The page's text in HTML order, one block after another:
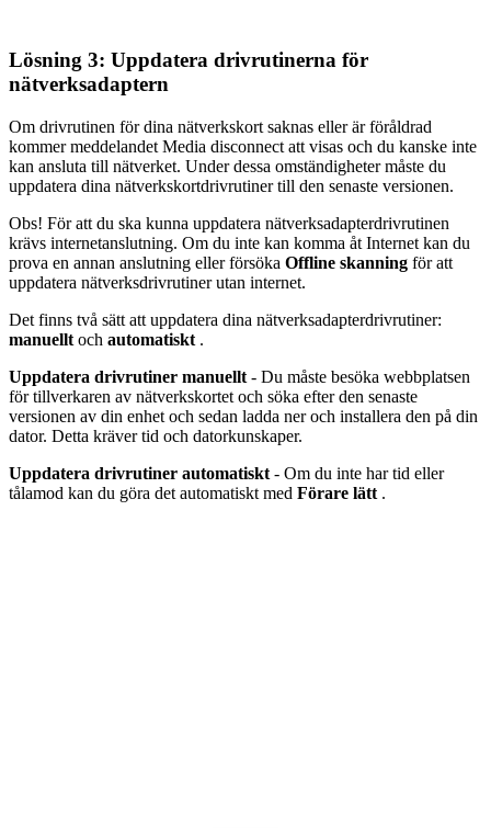
Lösning 3: Uppdatera drivrutinerna för
nätverksadaptern
Om drivrutinen för dina nätverkskort saknas eller är föråldrad
kommer meddelandet Media disconnect att visas och du kanske inte
kan ansluta till nätverket. Under dessa omständigheter måste du
uppdatera dina nätverkskortdrivrutiner till den senaste versionen.
Obs! För att du ska kunna uppdatera nätverksadapterdrivrutinen
krävs internetanslutning. Om du inte kan komma åt Internet kan du
prova en annan anslutning eller försöka Offline skanning för att
uppdatera nätverksdrivrutiner utan internet.
Det finns två sätt att uppdatera dina nätverksadapterdrivrutiner:
manuellt och automatiskt .
Uppdatera drivrutiner manuellt - Du måste besöka webbplatsen
för tillverkaren av nätverkskortet och söka efter den senaste
versionen av din enhet och sedan ladda ner och installera den på din
dator. Detta kräver tid och datorkunskaper.
Uppdatera drivrutiner automatiskt - Om du inte har tid eller
tålamod kan du göra det automatiskt med Förare lätt .